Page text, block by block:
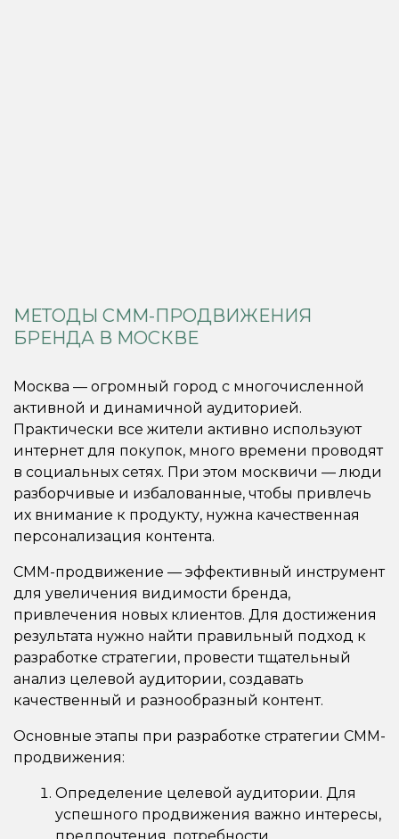
МЕТОДЫ СММ-ПРОДВИЖЕНИЯ
БРЕНДА В МОСКВЕ
Москва — огромный город с многочисленной
активной и динамичной аудиторией.
Практически все жители активно используют
интернет для покупок, много времени проводят
в социальных сетях. При этом москвичи — люди
разборчивые и избалованные, чтобы привлечь
их внимание к продукту, нужна качественная
персонализация контента.
СММ-продвижение — эффективный инструмент
для увеличения видимости бренда,
привлечения новых клиентов. Для достижения
результата нужно найти правильный подход к
разработке стратегии, провести тщательный
анализ целевой аудитории, создавать
качественный и разнообразный контент.
Основные этапы при разработке стратегии СММ-
продвижения:
Определение целевой аудитории. Для
успешного продвижения важно интересы,